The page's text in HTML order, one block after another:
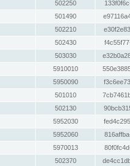
502250
501490
502210
502430
503030
5910010
5950090
501010
502130
5952030
5952060
5970013
502370